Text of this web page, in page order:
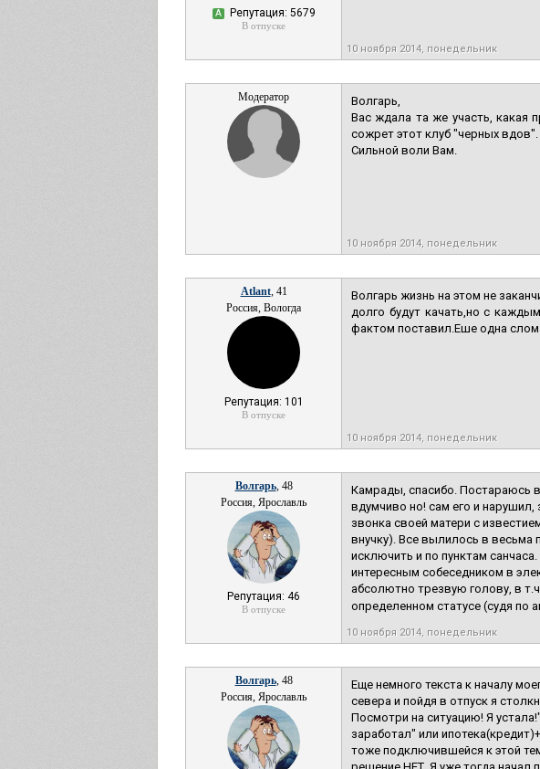
А Репутация: 5679
В отпуске
10 ноября 2014, понедельник
Модератор
Волгарь,
Вас ждала та же участь, какая
сожрет этот клуб "черных
Сильной воли Вам.
10 ноября 2014, понедельник
Atlant, 41
Россия, Вологда
Репутация: 101
В отпуске
Волгарь жизнь на этом не
долго будут качать,но с
фактом поставил.Еше одна
10 ноября 2014, понедельник
Волгарь, 48
Россия, Ярославль
Репутация: 46
В отпуске
Камрады, спасибо. Постараюсь
вдумчиво но! сам его и
звонка своей матери с
внучку). Все вылилось в
исключить и по пунктам
интересным собеседником в
абсолютно трезвую голову, в
определенном статусе (судя по
10 ноября 2014, понедельник
Волгарь, 48
Россия, Ярославль
Еще немного текста к началу
севера и пойдя в отпуск я
Посмотри на ситуацию! Я
заработал" или
тоже подключившейся к этой